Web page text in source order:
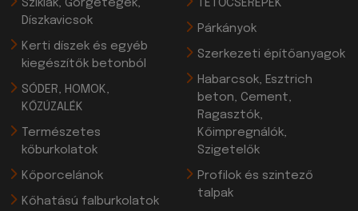
Sziklák, Görgetegek,
Díszkavicsok
Kerti díszek és egyéb
kiegészítők betonból
SÓDER, HOMOK,
KŐZÚZALÉK
Természetes
kőburkolatok
Kőporcelánok
Kőhatású falburkolatok
TETŐCSEREPEK
Párkányok
Szerkezeti építőanyagok
Habarcsok, Esztrich
beton, Cement,
Ragasztók,
Kőimpregnálók,
Szigetelők
Profilok és szintező
talpak